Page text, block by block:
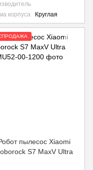
корпуса Круглая
пылесос Xiaomi
S7 MaxV Ultra